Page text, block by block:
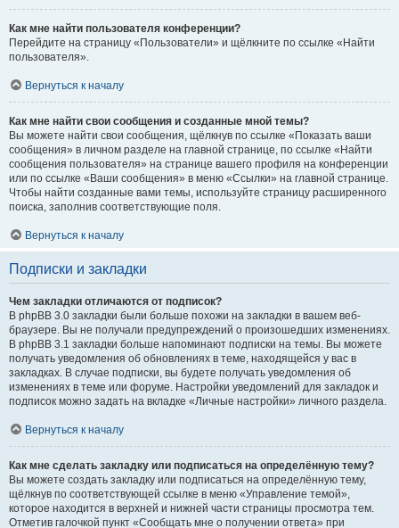
Как мне найти пользователя конференции?
Перейдите на страницу «Пользователи» и щёлкните по ссылке «Найти
пользователя».
Вернуться к началу
Как мне найти свои сообщения и созданные мной темы?
Вы можете найти свои сообщения, щёлкнув по ссылке «Показать ваши
сообщения» в личном разделе на главной странице, по ссылке «Найти
сообщения пользователя» на странице вашего профиля на конференции
или по ссылке «Ваши сообщения» в меню «Ссылки» на главной странице.
Чтобы найти созданные вами темы, используйте страницу расширенного
поиска, заполнив соответствующие поля.
Вернуться к началу
Подписки и закладки
Чем закладки отличаются от подписок?
В phpBB 3.0 закладки были больше похожи на закладки в вашем веб-
браузере. Вы не получали предупреждений о произошедших изменениях.
В phpBB 3.1 закладки больше напоминают подписки на темы. Вы можете
получать уведомления об обновлениях в теме, находящейся у вас в
закладках. В случае подписки, вы будете получать уведомления об
изменениях в теме или форуме. Настройки уведомлений для закладок и
подписок можно задать на вкладке «Личные настройки» личного раздела.
Вернуться к началу
Как мне сделать закладку или подписаться на определённую тему?
Вы можете создать закладку или подписаться на определённую тему,
щёлкнув по соответствующей ссылке в меню «Управление темой»,
которое находится в верхней и нижней части страницы просмотра тем.
Отметив галочкой пункт «Сообщать мне о получении ответа» при